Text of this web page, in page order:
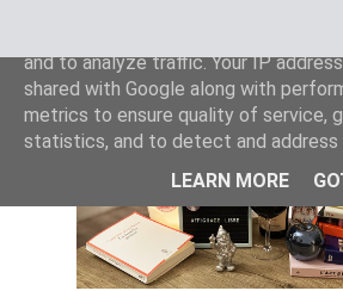
This site uses cookies from Google
and to analyze traffic. Your IP
shared with Google along with
metrics to ensure quality of service,
statistics, and to detect and address
LEARN MORE